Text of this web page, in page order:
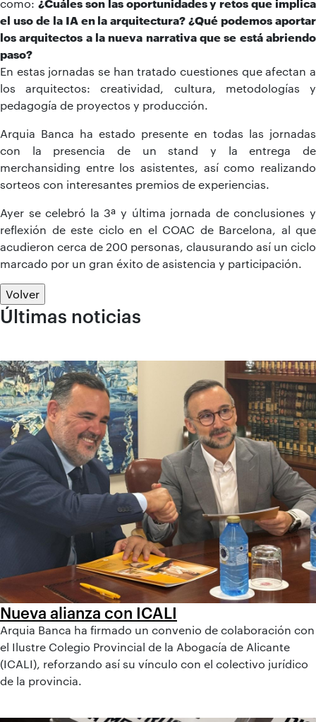
como: ¿Cuáles son las oportunidades y retos que implica
el uso de la IA en la arquitectura? ¿Qué podemos aportar
los arquitectos a la nueva narrativa que se está abriendo
paso?
En estas jornadas se han tratado cuestiones que afectan a
los arquitectos: creatividad, cultura, metodologías y
pedagogía de proyectos y producción.
Arquia Banca ha estado presente en todas las jornadas
con la presencia de un stand y la entrega de
merchansiding entre los asistentes, así como realizando
sorteos con interesantes premios de experiencias.
Ayer se celebró la 3ª y última jornada de conclusiones y
reflexión de este ciclo en el COAC de Barcelona, al que
acudieron cerca de 200 personas, clausurando así un ciclo
marcado por un gran éxito de asistencia y participación.
Volver
Últimas noticias
Nueva alianza con ICALI
Arquia Banca ha firmado un convenio de colaboración con
el Ilustre Colegio Provincial de la Abogacía de Alicante
(ICALI), reforzando así su vínculo con el colectivo jurídico
de la provincia.